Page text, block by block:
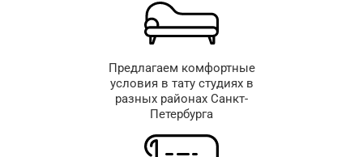
Предлагаем комфортные
условия в тату студиях в
разных районах Санкт-
Петербурга